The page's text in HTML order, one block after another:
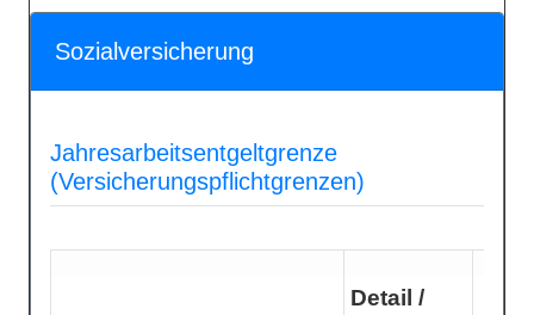
Sozialversicherung
Jahresarbeitsentgeltgrenze
(Versicherungspflichtgrenzen)
Detail /